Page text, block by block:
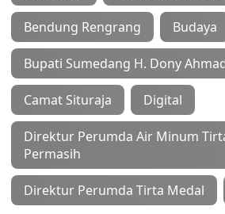
Bendung Rengrang Budaya
Bupati Sumedang H. Dony
Camat Situraja Digital
Direktur Perumda Air Minum
Permasih
Direktur Perumda Tirta Medal